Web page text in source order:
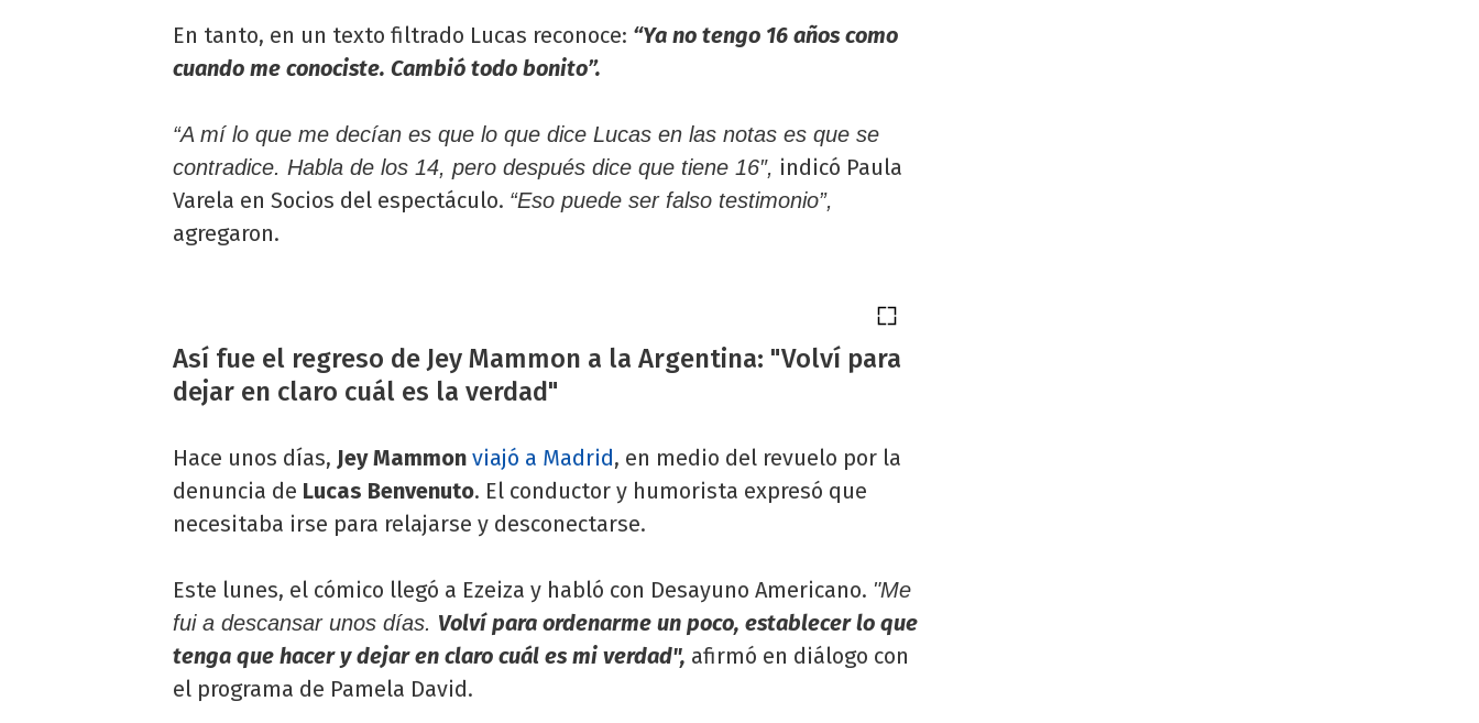
En tanto, en un texto filtrado Lucas reconoce: “Ya no tengo 16 años como
cuando me conociste. Cambió todo bonito”.
“A mí lo que me decían es que lo que dice Lucas en las notas es que se
contradice. Habla de los 14, pero después dice que tiene 16″, indicó Paula
Varela en Socios del espectáculo. “Eso puede ser falso testimonio”,
agregaron.
Así fue el regreso de Jey Mammon a la Argentina: "Volví para
dejar en claro cuál es la verdad"
Hace unos días, Jey Mammon viajó a Madrid, en medio del revuelo por la
denuncia de Lucas Benvenuto. El conductor y humorista expresó que
necesitaba irse para relajarse y desconectarse.
Este lunes, el cómico llegó a Ezeiza y habló con Desayuno Americano. "Me
fui a descansar unos días. Volví para ordenarme un poco, establecer lo que
tenga que hacer y dejar en claro cuál es mi verdad", afirmó en diálogo con
el programa de Pamela David.